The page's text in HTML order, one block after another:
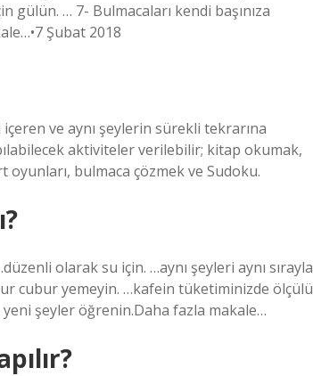
… 7- Bulmacaları kendi başınıza
Şubat 2018
içeren ve aynı şeylerin sürekli tekrarına
aktiviteler verilebilir; kitap okumak,
bulmaca çözmek ve Sudoku.
olarak su için. …aynı şeyleri aynı sırayla
cubur yemeyin. …kafein tüketiminizde ölçülü
şeyler öğrenin.Daha fazla makale…